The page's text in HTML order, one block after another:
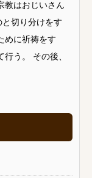
教はおじいさん
切り分けをす
めに祈祷をす
う。 その後、